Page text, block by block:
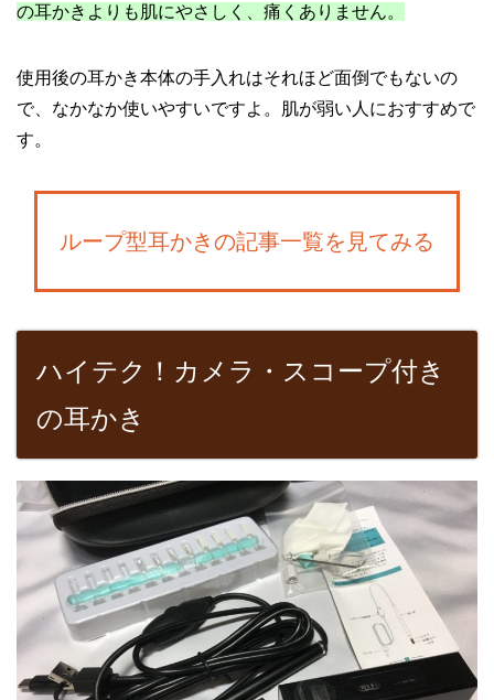
の耳かきよりも肌にやさしく、痛くありません。
使用後の耳かき本体の手入れはそれほど面倒でもないの
で、なかなか使いやすいですよ。肌が弱い人におすすめで
す。
ループ型耳かきの記事一覧を見てみる
ハイテク！カメラ・スコープ付き
の耳かき